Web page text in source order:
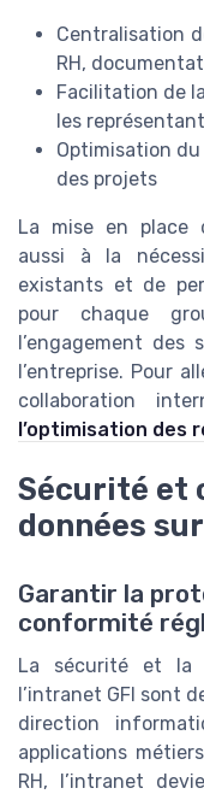
Centralisation
RH,
Facilitation de
les
Optimisation
des projets
La mise en place
aussi à la
existants et de
pour chaque
l’engagement
l’entreprise. Pour
collaboration
l’optimisation des
Sécurité et
données
Garantir la
conformité
La sécurité et la
l’intranet GFI sont
direction
applications
RH, l’intranet